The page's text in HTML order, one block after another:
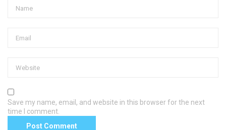
Save my name, email, and website in this browser for the next
time I comment.